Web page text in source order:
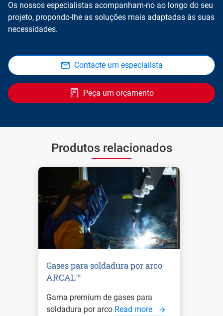
Os nossos especialistas acompanham-no ao longo do seu
projeto, propondo-lhe as soluções mais adaptadas às suas
necessidades.
Contacte um especialista
Peça um orçamento
Produtos relacionados
Gases para soldadura por arco
ARCAL™
Gama premium de gases para
soldadura por arco Read more